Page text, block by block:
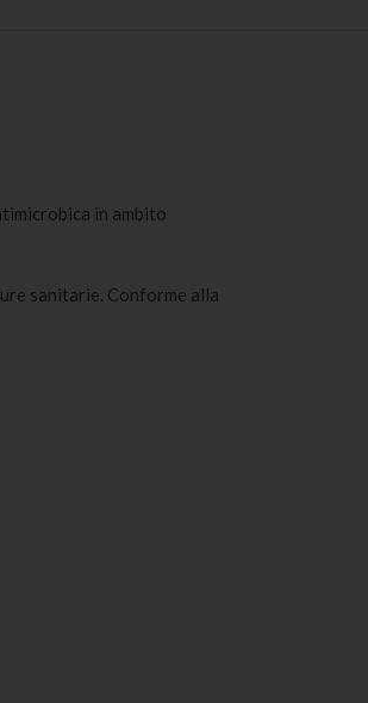
in ambito
sanitarie. Conforme alla